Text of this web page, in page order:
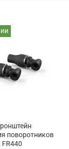
поворотников